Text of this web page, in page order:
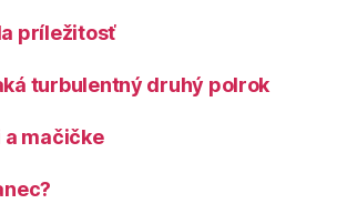
príležitosť
turbulentný druhý polrok
a mačičke